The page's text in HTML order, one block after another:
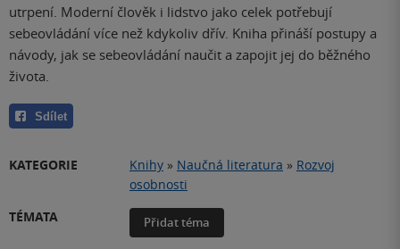
utrpení. Moderní člověk i lidstvo jako celek potřebují
sebeovládání více než kdykoliv dřív. Kniha přináší postupy a
návody, jak se sebeovládání naučit a zapojit jej do běžného
života.
Sdílet
KATEGORIE Knihy » Naučná literatura » Rozvoj
osobnosti
TÉMATA
Přidat téma